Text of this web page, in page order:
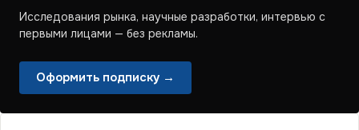
Исследования рынка, научные разработки, интервью с
первыми лицами — без рекламы.
Оформить подписку →